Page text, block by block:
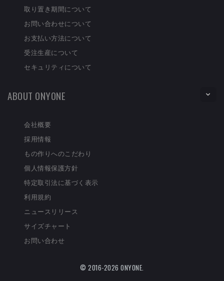
取り置き期間について
お問い合わせについて
お支払い方法について
受注生産について
セキュリティについて
ABOUT ONYONE
会社概要
採用情報
もの作りへのこだわり
個人情報保護方針
特定取引法に基づく表示
利用規約
ニュースリリース
サイズチャート
お問い合わせ
© 2016-2026 ONYONE.